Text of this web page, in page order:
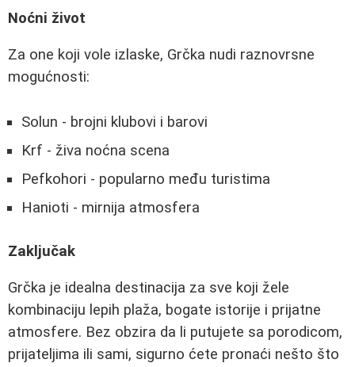
Noćni život
Za one koji vole izlaske, Grčka nudi raznovrsne
mogućnosti:
Solun - brojni klubovi i barovi
Krf - živa noćna scena
Pefkohori - popularno među turistima
Hanioti - mirnija atmosfera
Zaključak
Grčka je idealna destinacija za sve koji žele
kombinaciju lepih plaža, bogate istorije i prijatne
atmosfere. Bez obzira da li putujete sa porodicom,
prijateljima ili sami, sigurno ćete pronaći nešto što